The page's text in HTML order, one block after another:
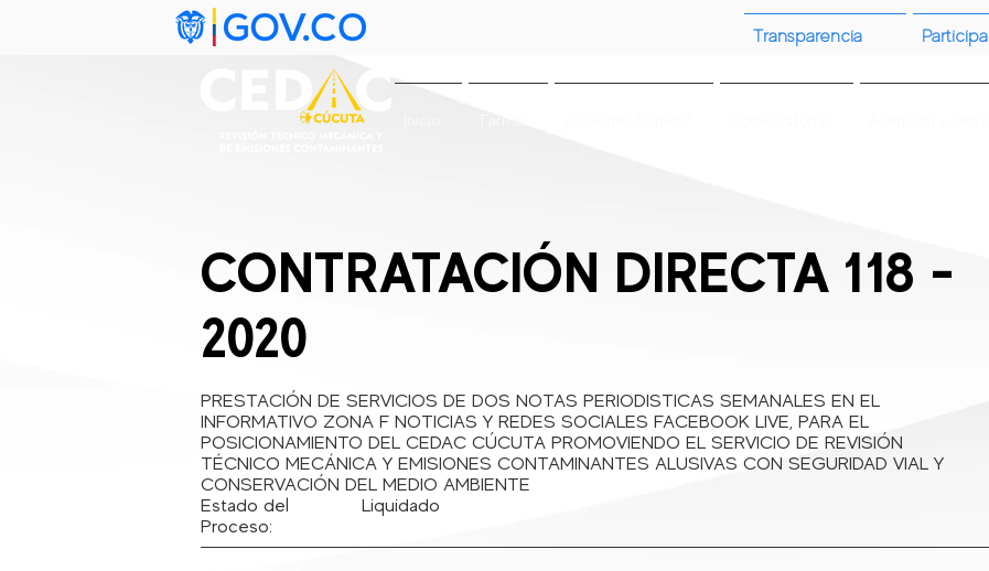
Transparencia Participa
CONTRATACIÓN DIRECTA 118 -
2020
PRESTACIÓN DE SERVICIOS DE DOS NOTAS PERIODISTICAS SEMANALES EN EL
INFORMATIVO ZONA F NOTICIAS Y REDES SOCIALES FACEBOOK LIVE, PARA EL
POSICIONAMIENTO DEL CEDAC CÚCUTA PROMOVIENDO EL SERVICIO DE REVISIÓN
TÉCNICO MECÁNICA Y EMISIONES CONTAMINANTES ALUSIVAS CON SEGURIDAD VIAL Y
CONSERVACIÓN DEL MEDIO AMBIENTE
Estado del
Proceso:
Liquidado